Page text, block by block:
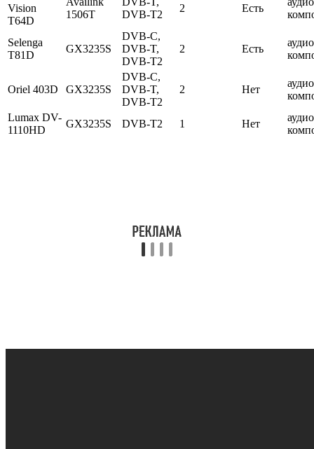
Vision
T64D
1506T
DVB-T2
2 Есть
Selenga
T81D
GX3235S
DVB-C,
DVB-T,
DVB-T2
2 Есть
Oriel 403D GX3235S
DVB-C,
DVB-T,
DVB-T2
2 Нет
Lumax DV-
1110HD
GX3235S DVB-T2 1 Нет